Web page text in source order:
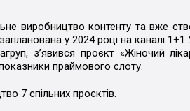
виробництво контенту та вже
у 2024 році на каналі 1+1
зʼявився проєкт «Жіночий
праймового слоту.
7 спільних проєктів.